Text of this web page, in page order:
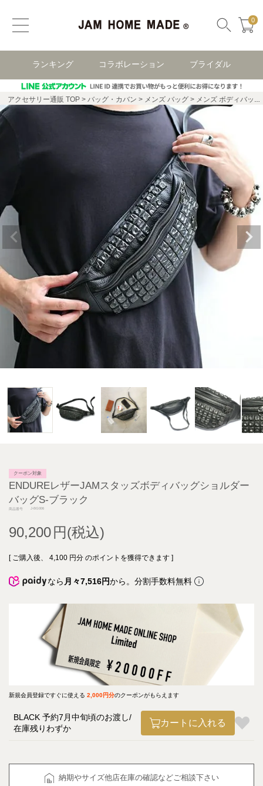
0
ランキング コラボレーション ブライダル
アクセサリー通販 TOP バッグ・カバン メンズ バッグ メンズ ボディバック・ウエストポーチ
クーポン対象
ENDUREレザーJAMスタッズボディバッグショルダー
バッグS-ブラック
商品番号 J-BG006
90,200
[ ご購入後、 4,100 円分 のポイントを獲得できます ]
なら 月々7,516円から。分割手数料無料
新規会員登録ですぐに使える 2,000円分のクーポンがもらえます
BLACK 予約7月中旬頃のお渡し
在庫残りわずか
カートに入れる
納期やサイズ他店在庫の確認などご相談下さい